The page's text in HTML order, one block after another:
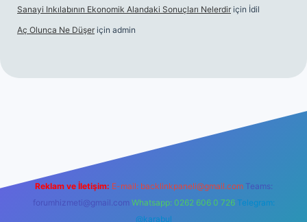
Sanayi Inkılabının Ekonomik Alandaki Sonuçları Nelerdir için İdil
Aç Olunca Ne Düşer için admin
Reklam ve İletişim: E-mail: backlinkpaneli@gmail.com Teams:
forumhizmeti@gmail.com Whatsapp: 0262 606 0 726 Telegram:
@karabul